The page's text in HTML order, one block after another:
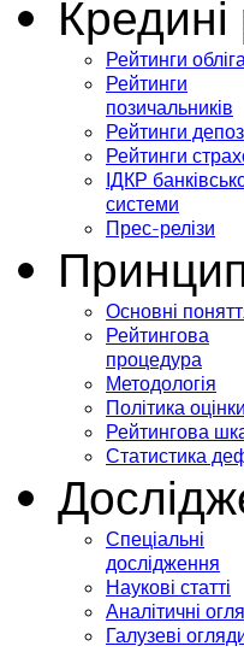
Рейтинги
Рейтинги
позичальників
Рейтинги
Рейтинги
ІДКР
системи
Прес-релізи
Основні
Рейтингова
процедура
Методологія
Політика оцінки
Рейтингова
Статистика
Спеціальні
дослідження
Наукові статті
Аналітичні
Галузеві